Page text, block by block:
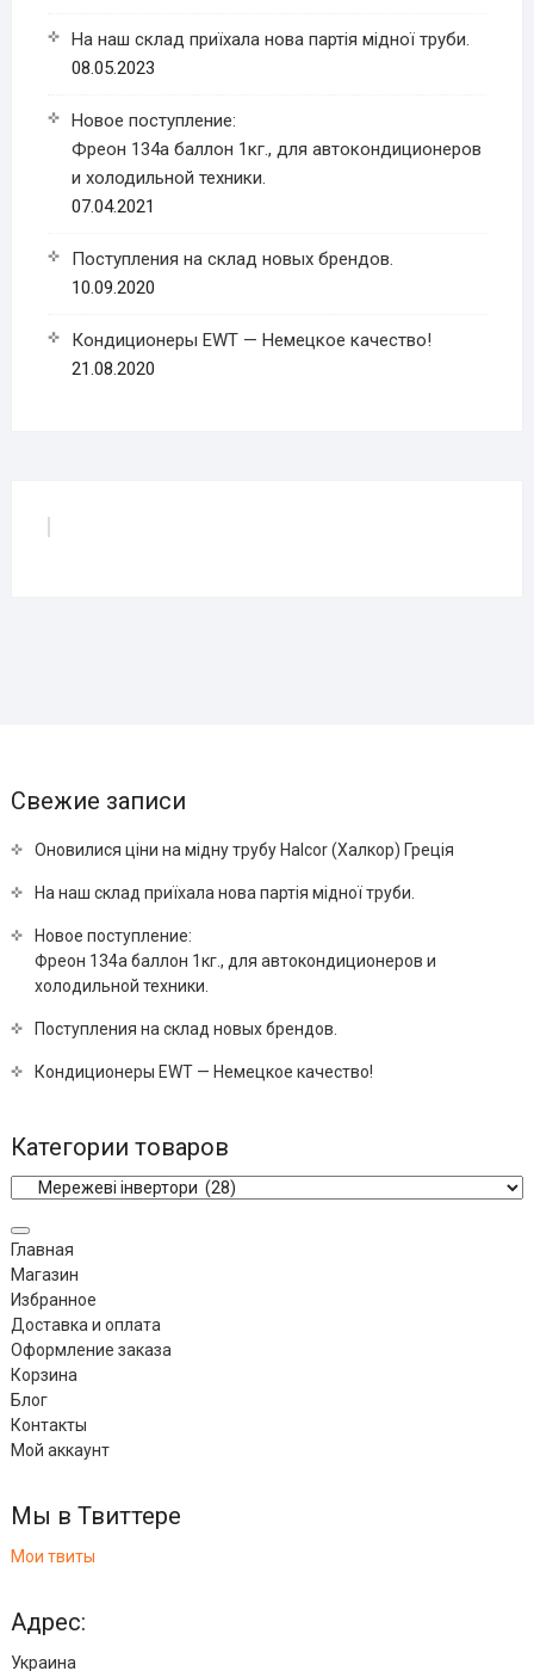
На наш склад приїхала нова партія мідної труби.
08.05.2023
Новое поступление:
Фреон 134a баллон 1кг., для автокондиционеров
и холодильной техники.
07.04.2021
Поступления на склад новых брендов.
10.09.2020
Кондиционеры EWT — Немецкое качество!
21.08.2020
Свежие записи
Оновилися ціни на мідну трубу Halcor (Халкор) Греція
На наш склад приїхала нова партія мідної труби.
Новое поступление:
Фреон 134a баллон 1кг., для автокондиционеров и
холодильной техники.
Поступления на склад новых брендов.
Кондиционеры EWT — Немецкое качество!
Категории товаров
Главная
Магазин
Избранное
Доставка и оплата
Оформление заказа
Корзина
Блог
Контакты
Мой аккаунт
Мы в Твиттере
Мои твиты
Адрес:
Украина